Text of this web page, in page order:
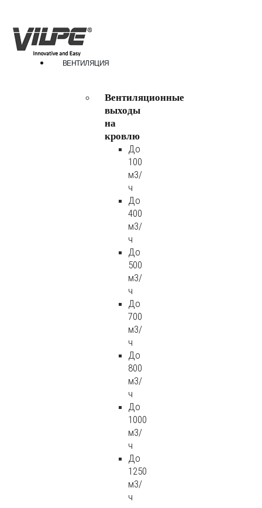
ВЕНТИЛЯЦИЯ
Вентиляционные
выходы
на
кровлю
До
100
м3/
ч
До
400
м3/
ч
До
500
м3/
ч
До
700
м3/
ч
До
800
м3/
ч
До
1000
м3/
ч
До
1250
м3/
ч